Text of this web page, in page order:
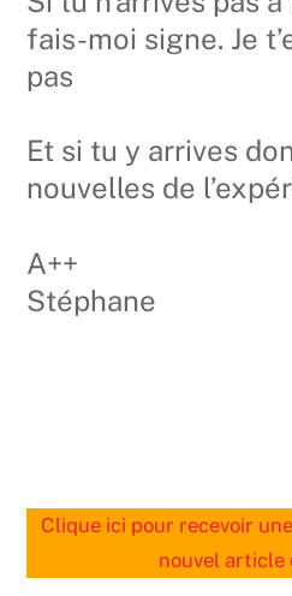
fais-moi signe. Je
pas
Et si tu y arrives
nouvelles de
A++
Stéphane
Clique ici pour recevoir
nouvel article